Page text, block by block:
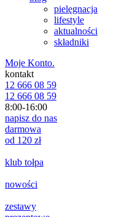
pielęgnacja
lifestyle
aktualności
składniki
Moje Konto.
kontakt
12 666 08 59
12 666 08 59
8:00-16:00
napisz do nas
darmowa
od 120 zł
klub tołpa
nowości
zestawy